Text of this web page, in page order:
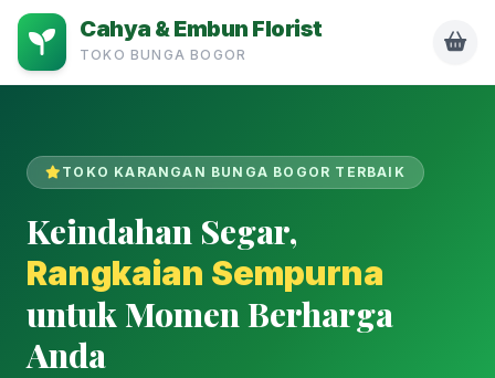
Cahya & Embun Florist
TOKO BUNGA BOGOR
TOKO KARANGAN BUNGA BOGOR TERBAIK
Keindahan Segar,
Rangkaian Sempurna
untuk Momen Berharga
Anda